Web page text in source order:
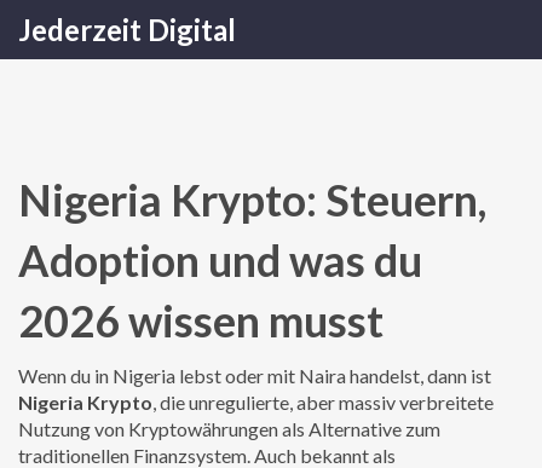
Jederzeit Digital
Nigeria Krypto: Steuern,
Adoption und was du
2026 wissen musst
Wenn du in Nigeria lebst oder mit Naira handelst, dann ist
Nigeria Krypto,die unregulierte, aber massiv verbreitete
Nutzung von Kryptowährungen als Alternative zum
traditionellen Finanzsystem. Auch bekannt als